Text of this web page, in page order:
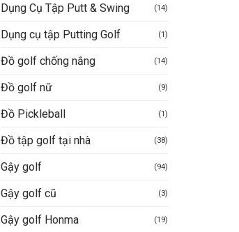
Dụng Cụ Tập Putt & Swing (14)
Dụng cụ tập Putting Golf (1)
Đồ golf chống nắng (14)
Đồ golf nữ (9)
Đồ Pickleball (1)
Đồ tập golf tại nhà (38)
Gậy golf (94)
Gậy golf cũ (3)
Gậy golf Honma (19)